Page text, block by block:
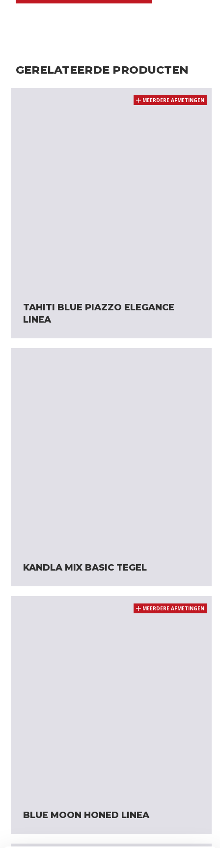
GERELATEERDE PRODUCTEN
TAHITI BLUE PIAZZO ELEGANCE
LINEA
MEERDERE AFMETINGEN
KANDLA MIX BASIC TEGEL
BLUE MOON HONED LINEA
MEERDERE AFMETINGEN